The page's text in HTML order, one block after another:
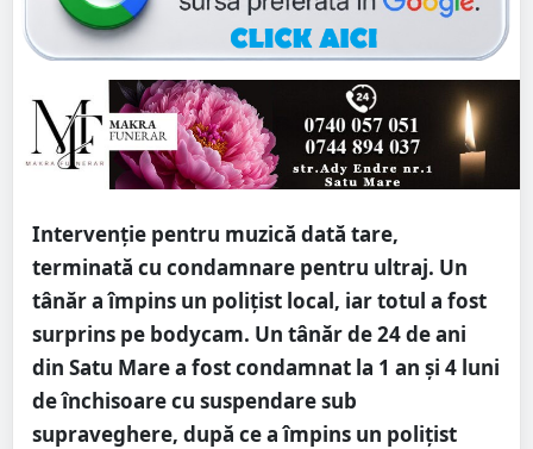
Intervenție pentru muzică dată tare,
terminată cu condamnare pentru ultraj. Un
tânăr a împins un polițist local, iar totul a fost
surprins pe bodycam. Un tânăr de 24 de ani
din Satu Mare a fost condamnat la 1 an și 4 luni
de închisoare cu suspendare sub
supraveghere, după ce a împins un polițist